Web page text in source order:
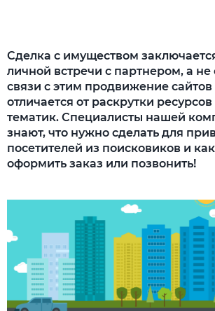
Сделка с имуществом
личной встречи с партнером, а не
связи с этим продвижение
отличается от раскрутки
тематик. Специалисты нашей
знают, что нужно сделать для
посетителей из поисковиков и
оформить заказ или позвонить!